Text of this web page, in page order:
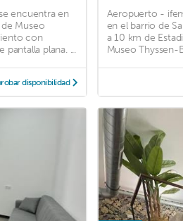
encuentra en
Museo
con
plana. ...
disponibilidad
Aeropuerto -
en el barrio de
a 10 km de
Museo Thyssen-